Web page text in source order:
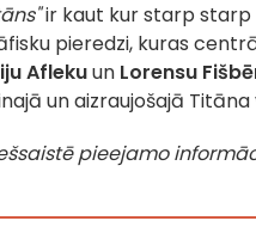
ir kaut kur starp starp
pieredzi, kuras
Aflekuun Lorensu
un aizraujošajā Titāna
pieejamo